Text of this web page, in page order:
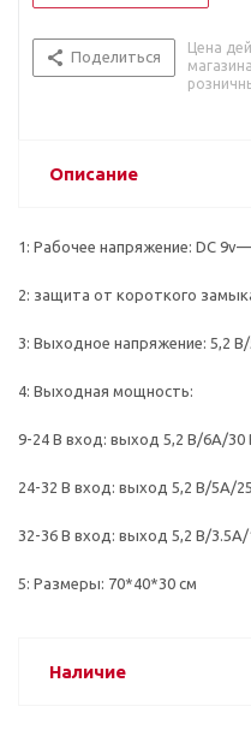
Поделиться
Цена
Описание
1: Рабочее напряжение: DC
2: защита от короткого
3: Выходное напряжение: 5,2
4: Выходная мощность:
9-24 В вход: выход 5,2 В/6A/30
24-32 В вход: выход 5,2 В/5A/
32-36 В вход: выход 5,2 В/3.5A/
5: Размеры: 70*40*30 см
Наличие